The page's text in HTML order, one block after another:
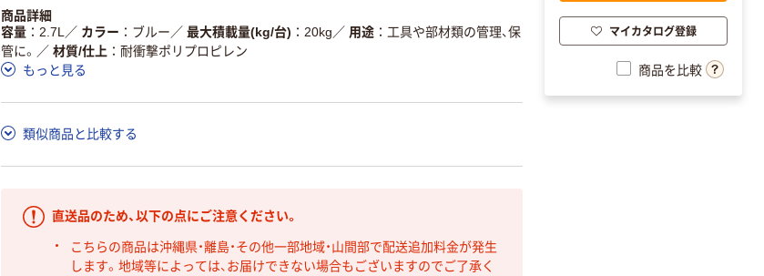
商品詳細
容量
2.7L ／ カラー ブルー ／ 最大積載量(kg/台) 20kg ／ 用途
工具や部材類の管理、保
管に。 ／ 材質/仕上
耐衝撃ポリプロピレン
もっと見る
類似商品と比較する
直送品のため、以下の点にご注意ください。
こちらの商品は沖縄県・離島・その他一部地域・山間部で配送追加料金が発生
します。地域等によっては、お届けできない場合もございますのでご了承く
マイカタログ登録
商品を比較